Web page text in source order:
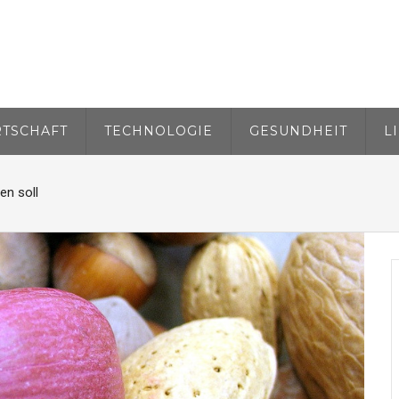
TECHNOLOGIE GESUNDHEIT
soll